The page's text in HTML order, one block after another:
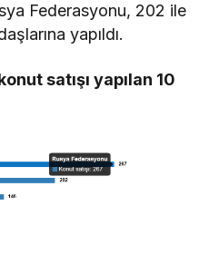
Federasyonu, 202 ile
yapıldı.
satışı yapılan 10